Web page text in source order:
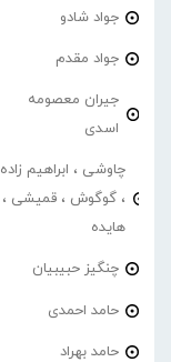
جواد شادو
جواد مقدم
جیران معصومه
اسدی
چاوشی ، ابراهیم زاده
، گوگوش ، قمیشی ،
هایده
چنگیز حبیبیان
حامد احمدی
حامد بهراد